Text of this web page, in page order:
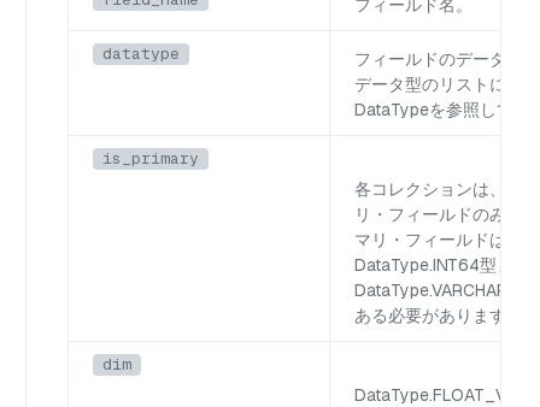
datatype
フィールドのデータ型
データ型のリストにつ
DataTypeを参照してく
is_primary
各コレクションは、1
リ・フィールドのみを
マリ・フィールドは、
DataType.INT64型また
DataType.VARCHAR
ある必要があります。
dim